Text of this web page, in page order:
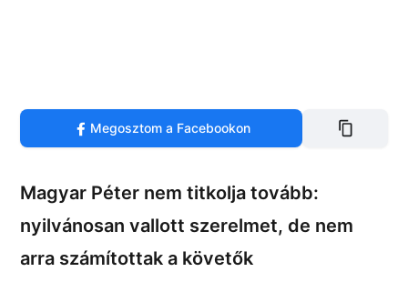
Megosztom a Facebookon
Magyar Péter nem titkolja tovább:
nyilvánosan vallott szerelmet, de nem
arra számítottak a követők